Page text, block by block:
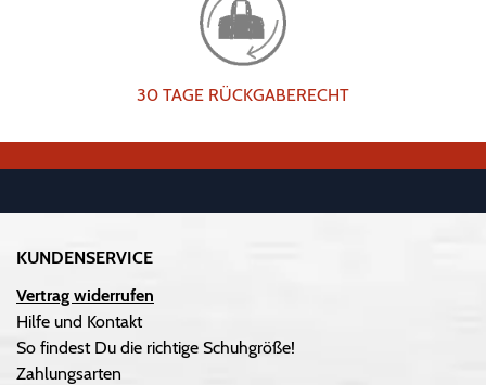
30 TAGE RÜCKGABERECHT
KUNDENSERVICE
Vertrag widerrufen
Hilfe und Kontakt
So findest Du die richtige Schuhgröße!
Zahlungsarten